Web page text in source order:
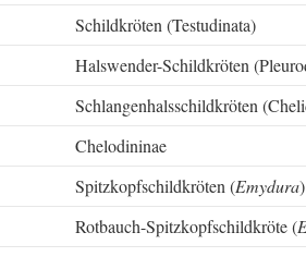
Schildkröten (Testudinata)
Halswender-Schildkröten
Schlangenhalsschildkröten
Chelodininae
Spitzkopfschildkröten (Emydura)
Rotbauch-Spitzkopfschildkröte (